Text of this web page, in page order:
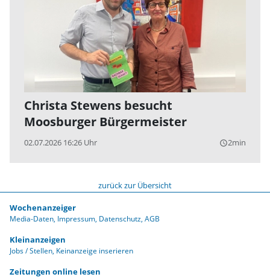
Christa Stewens besucht
Moosburger Bürgermeister
02.07.2026 16:26 Uhr query_builder2min
zurück zur Übersicht
Wochenanzeiger
Media-Daten Impressum Datenschutz AGB
Kleinanzeigen
Jobs / Stellen Keinanzeige inserieren
Zeitungen online lesen